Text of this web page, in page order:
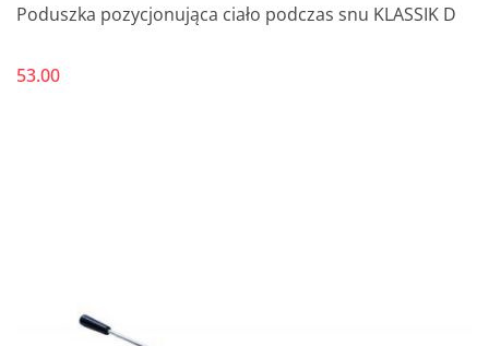
Poduszka pozycjonująca ciało podczas snu KLASSIK D
53.00